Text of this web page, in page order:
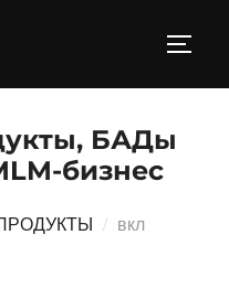
БАДы
бизнес
вкл